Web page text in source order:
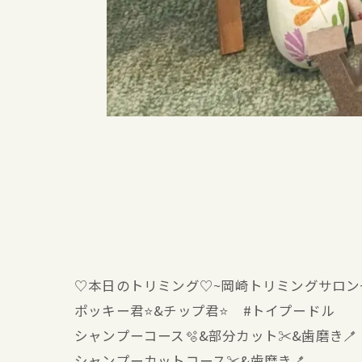
♡本日のトリミング♡⁠~岡崎トリミングサロ
ポッキー君⭐&チップ君⭐ #トイプードル
シャンプーコース🫧&部分カット✂️&歯磨き🪥